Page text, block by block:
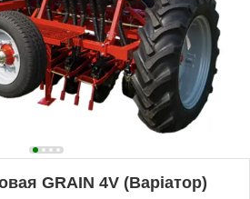
GRAIN 4V (Варіатор)